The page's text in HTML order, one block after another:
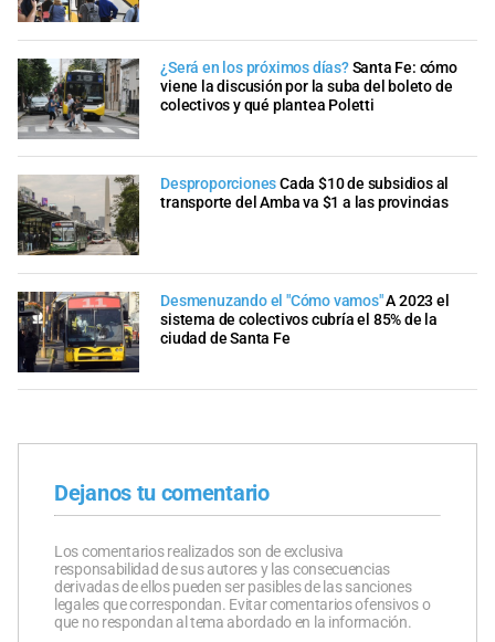
¿Será en los próximos días?Santa Fe: cómo
viene la discusión por la suba del boleto de
colectivos y qué plantea Poletti
DesproporcionesCada $10 de subsidios al
transporte del Amba va $1 a las provincias
Desmenuzando el "Cómo vamos"A 2023 el
sistema de colectivos cubría el 85% de la
ciudad de Santa Fe
Dejanos tu comentario
Los comentarios realizados son de exclusiva
responsabilidad de sus autores y las consecuencias
derivadas de ellos pueden ser pasibles de las sanciones
legales que correspondan. Evitar comentarios ofensivos o
que no respondan al tema abordado en la información.